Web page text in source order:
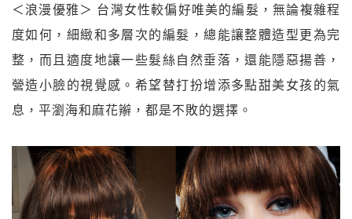
＜浪漫優雅＞ 台灣女性較偏好唯美的編髮，無論複雜程
度如何，細緻和多層次的編髮，總能讓整體造型更為完
整，而且適度地讓一些髮絲自然垂落，還能隱惡揚善，
營造小臉的視覺感。希望替打扮增添多點甜美女孩的氣
息，平瀏海和麻花辮，都是不敗的選擇。